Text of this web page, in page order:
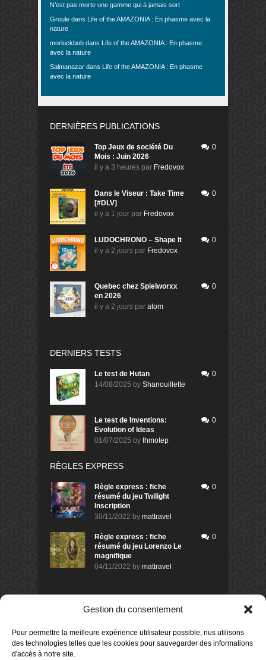
Gestion du consentement
Pour permettre la meilleure expérience utilisateur possible, nus utilisons
des technologies telles que les cookies pour sauvegarder des informations
d'accès à notre site.
N’est pas morte une gamme qui à jamais sort
Groule dans Life of the AMAZONIA : En phasme avec la
nature
morlockbob dans Life of the AMAZONIA : En phasme
avec la nature
Salmanazar dans Life of the AMAZONIA : En phasme
avec la nature
DERNIÈRES PUBLICATIONS
Top Jeux de société Du
Mois : Juin 2026
il y a 3 heures par Fredovox
0
Dans le Viseur : Take Time
[#DLV]
il y a 1 jour par Fredovox
0
LUDOCHRONO – Shape It
il y a 2 jours par Fredovox
0
Quebec chez Spielworxx
en 2026
il y a 2 jours par atom
0
DERNIERS TESTS
Le test de Hutan
14/08/2025 by Shanouillette
0
Le test de Inventions:
Evolution of Ideas
01/07/2025 by Ihmotep
0
RÈGLES EXPRESS
Règle express : fiche
résumé du jeu Twilight
Inscription
30/11/2022 by mattravel
0
Règle express : fiche
résumé du jeu Lorenzo Le
magnifique
04/11/2022 by mattravel
0
DERNIERS AVIS DES MEMBRES
Avis de morlockbob
Sur le jeu Collect!
il y a 1 jour